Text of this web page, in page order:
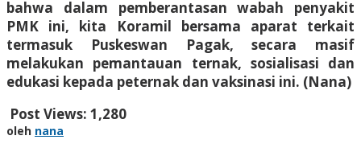
bahwa dalam pemberantasan wabah penyakit
PMK ini, kita Koramil bersama aparat terkait
termasuk Puskeswan Pagak, secara masif
melakukan pemantauan ternak, sosialisasi dan
edukasi kepada peternak dan vaksinasi ini. (Nana)
Post Views: 1,280
oleh nana